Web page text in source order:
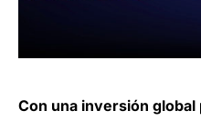
Con una inversión